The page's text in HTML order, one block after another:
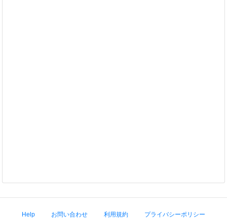
Help お問い合わせ 利用規約 プライバシーポリシー